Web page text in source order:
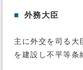
■ 外務大臣
主に外交を司る大
を建設し不平等条